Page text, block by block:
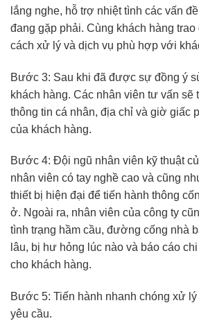
lắng nghe, hỗ trợ nhiệt tình các vấn
đang gặp phải. Cùng khách hàng
cách xử lý và dịch vụ phù hợp với
Bước 3: Sau khi đã được sự đồng ý
khách hàng. Các nhân viên tư vấn sẽ
thông tin cá nhân, địa chỉ và giờ giấc
của khách hàng.
Bước 4: Đội ngũ nhân viên kỹ thuật
nhân viên có tay nghề cao và cũng
thiết bị hiện đại để tiến hành thông
ở. Ngoài ra, nhân viên của công ty
tình trạng hầm cầu, đường cống nhà
lâu, bị hư hỏng lúc nào và báo cáo
cho khách hàng.
Bước 5: Tiến hành nhanh chóng xử
yêu cầu.